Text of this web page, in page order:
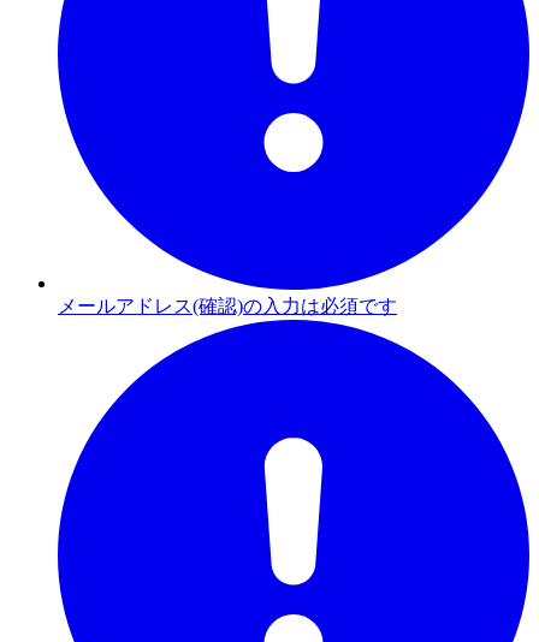
メールアドレス(確認)の入力は必須です